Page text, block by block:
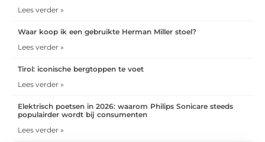
Lees verder »
Waar koop ik een gebruikte Herman Miller stoel?
Lees verder »
Tirol: iconische bergtoppen te voet
Lees verder »
Elektrisch poetsen in 2026: waarom Philips Sonicare steeds
populairder wordt bij consumenten
Lees verder »